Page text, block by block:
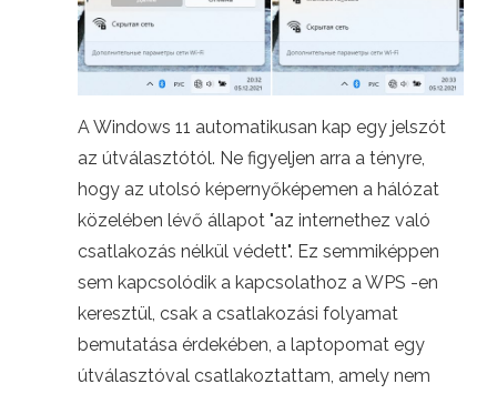
A Windows 11 automatikusan kap egy jelszót
az útválasztótól. Ne figyeljen arra a tényre,
hogy az utolsó képernyőképemen a hálózat
közelében lévő állapot "az internethez való
csatlakozás nélkül védett". Ez semmiképpen
sem kapcsolódik a kapcsolathoz a WPS -en
keresztül, csak a csatlakozási folyamat
bemutatása érdekében, a laptopomat egy
útválasztóval csatlakoztattam, amely nem